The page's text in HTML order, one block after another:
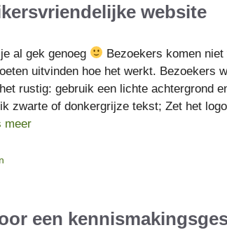
website
al gek genoeg
Bezoekers komen niet
uitvinden hoe het werkt. Bezoekers
rustig: gebruik een lichte achtergrond
zwarte of donkergrijze tekst; Zet het logo
meer
een